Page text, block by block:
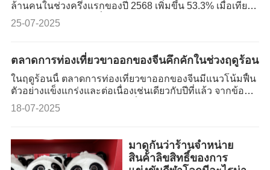
ล้านคนในช่วงครึ่งแรกของปี 2568 เพิ่มขึ้น 53.3% เมื่อเทียบ
กับช่วงเดียวกันของปีที่ผ่านมา ตามข้อมูลของสำนัก
วัฒนธรรมและการท่องเที่ยวประจำเทศบาลนครเซี่ยงไฮ้เมื่อ
25-07-2025
ตลาดการท่องเที่ยวขาออกของจีนคึกคักในช่วงฤดูร้อน
ในฤดูร้อนนี้ ตลาดการท่องเที่ยวขาออกของจีนมีแนวโน้มฟื้น
ตัวอย่างแข็งแกร่งและต่อเนื่องเช่นเดียวกับปีที่แล้ว จากข้อมูล
เชิงลึกของบริษัทตัวแทนท่องเที่ยวและแพลตฟอร์มการท่อง
เที่ยวออนไลน์หลายแห่ง
18-07-2025
มาดูกันว่าร้านจำหน่าย
สินค้าลิขสิทธิ์ของการ